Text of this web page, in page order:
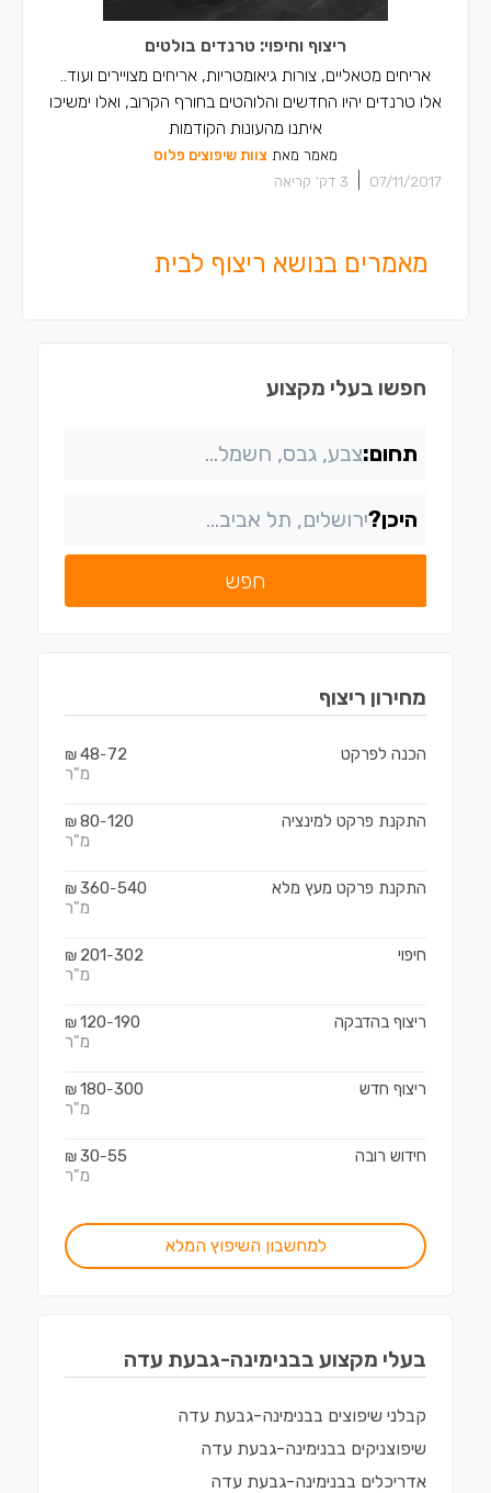
ריצוף וחיפוי: טרנדים בולטים
אריחים מטאליים, צורות גיאומטריות, אריחים מצויירים ועוד..
אלו טרנדים יהיו החדשים והלוהטים בחורף הקרוב, ואלו ימשיכו
איתנו מהעונות הקודמות
מאמר מאת צוות שיפוצים פלוס
07/11/2017
3 דק' קריאה
מאמרים בנושא ריצוף לבית
חפשו בעלי מקצוע
תחום:
היכן?
חפש
מחירון ריצוף
הכנה לפרקט 48-72
₪
מ"ר
התקנת פרקט למינציה 80-120
₪
מ"ר
התקנת פרקט מעץ מלא 360-540
₪
מ"ר
חיפוי 201-302
₪
מ"ר
ריצוף בהדבקה 120-190
₪
מ"ר
ריצוף חדש 180-300
₪
מ"ר
חידוש רובה 30-55
₪
מ"ר
למחשבון השיפוץ המלא
בעלי מקצוע בבנימינה-גבעת עדה
קבלני שיפוצים בבנימינה-גבעת עדה
שיפוצניקים בבנימינה-גבעת עדה
אדריכלים בבנימינה-גבעת עדה